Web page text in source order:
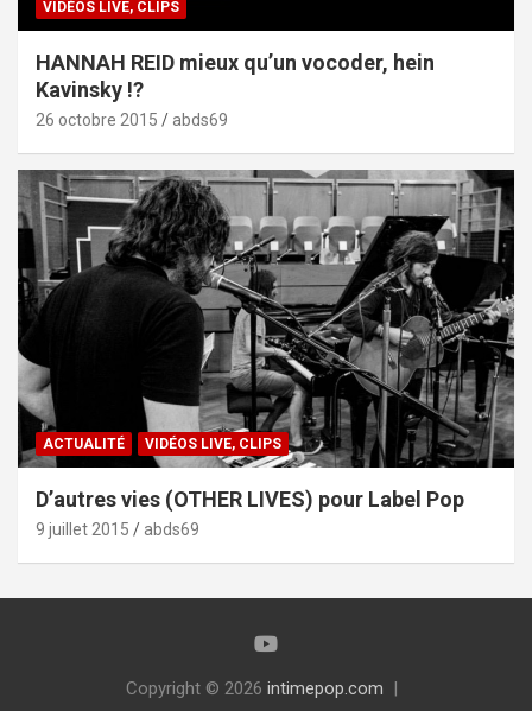
VIDÉOS LIVE, CLIPS
HANNAH REID mieux qu’un vocoder, hein
Kavinsky !?
26 octobre 2015 abds69
ACTUALITÉ VIDÉOS LIVE, CLIPS
D’autres vies (OTHER LIVES) pour Label Pop
9 juillet 2015 abds69
Copyright © 2026 intimepop.com